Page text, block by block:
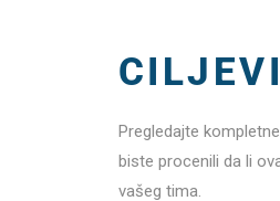
Pregledajte
biste procenili da li
vašeg tima.